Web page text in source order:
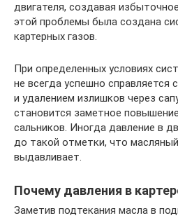
двигателя, создавая
этой проблемы была создана
картерных газов.
При определенных условиях
не всегда успешно справляется
и удалением излишков через
становится заметное
сальников. Иногда давление в
до такой отметки, что
выдавливает.
Почему давления в
Заметив подтекания масла в